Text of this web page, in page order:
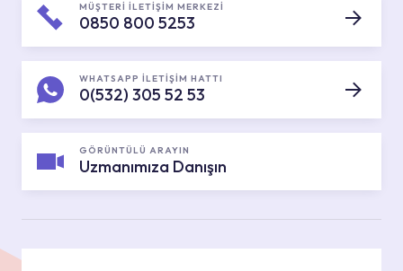
MÜŞTERİ İLETİŞİM MERKEZİ
0850 800 5253
WHATSAPP İLETİŞİM HATTI
0(532) 305 52 53
GÖRÜNTÜLÜ ARAYIN
Uzmanımıza Danışın